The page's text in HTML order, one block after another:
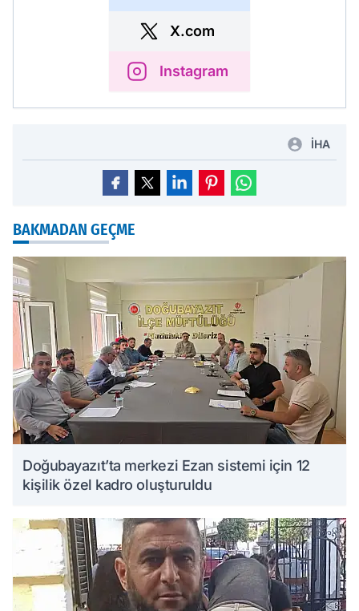
X.com
Instagram
İHA
BAKMADAN GEÇME
Doğubayazıt’ta merkezi Ezan sistemi için 12
kişilik özel kadro oluşturuldu